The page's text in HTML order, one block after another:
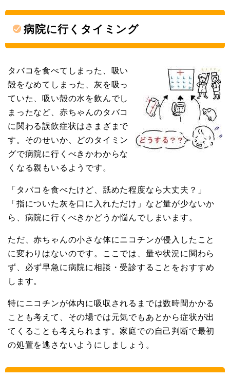
病院に行くタイミング
タバコを食べてしまった、吸い
殻をなめてしまった、灰を吸っ
ていた、吸い殻の水を飲んでし
まったなど、赤ちゃんのタバコ
に関わる誤飲症状はさまざまで
す。そのせいか、どのタイミン
グで病院に行くべきかわからな
くなる親もいるようです。
「タバコを食べたけど、舐めた程度なら大丈夫？」
「指についた灰を口に入れただけ」など量が少ないか
ら、病院に行くべきかどうか悩んでしまいます。
ただ、赤ちゃんの小さな体にニコチンが侵入したこと
に変わりはないのです。ここでは、量や状況に関わら
ず、必ず早急に病院に相談・受診することをおすすめ
します。
特にニコチンが体内に吸収されるまでは数時間かかる
ことも考えて、その場では元気でもあとから症状が出
てくることも考えられます。家庭での自己判断で最初
の処置を逃さないようにしましょう。